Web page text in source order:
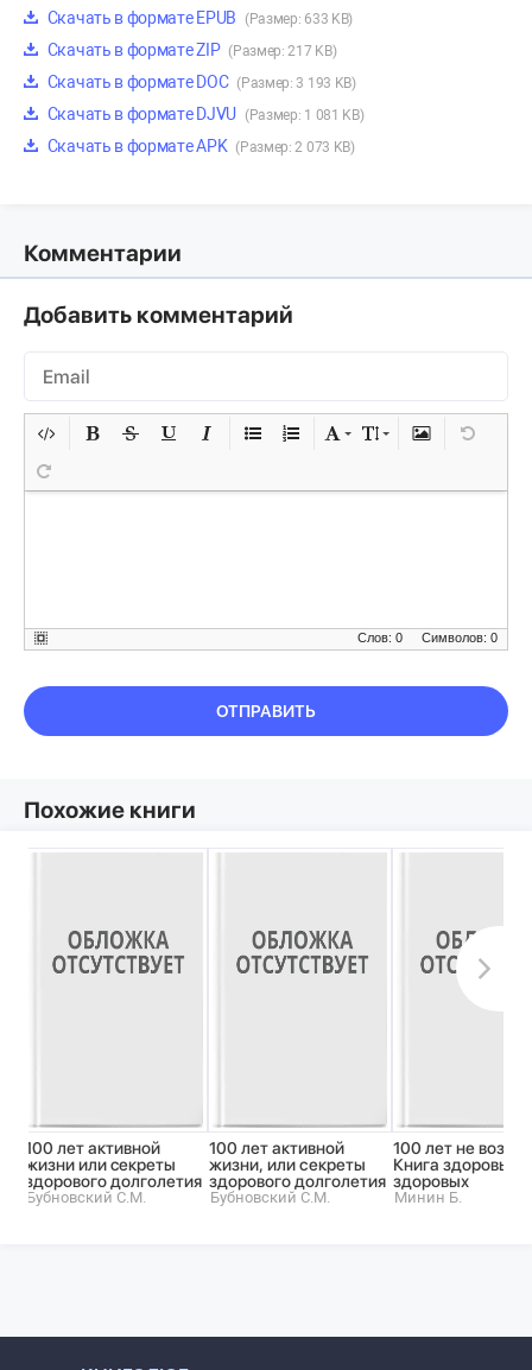
Скачать в формате EPUB (Размер: 633 KB)
Скачать в формате ZIP (Размер: 217 KB)
Скачать в формате DOC (Размер: 3 193 KB)
Скачать в формате DJVU (Размер: 1 081 KB)
Скачать в формате APK (Размер: 2 073 KB)
Комментарии
Добавить комментарий
Символов: 0
Слов: 0
ОТПРАВИТЬ
Похожие книги
100 лет активной
жизни или cекреты
здорового долголетия
Бубновский С.М.
100 лет активной
жизни, или секреты
здорового долголетия
Бубновский С.М.
100 лет не
Книга здоровья
здоровых
Минин Б.